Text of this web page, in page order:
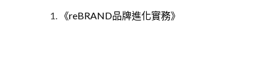
《reBRAND品牌進化實務》